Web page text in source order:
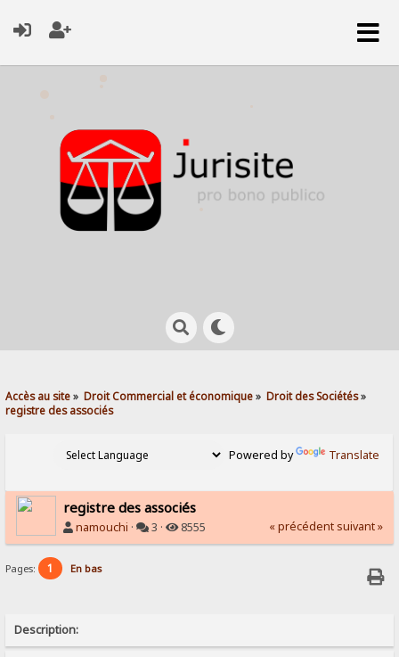
Accès au site» Droit Commercial et économique» Droit des Sociétés»
registre des associés
Powered by Translate
registre des associés
namouchi · 3 · 8555 « précédent suivant »
Pages: 1 En bas
Description: